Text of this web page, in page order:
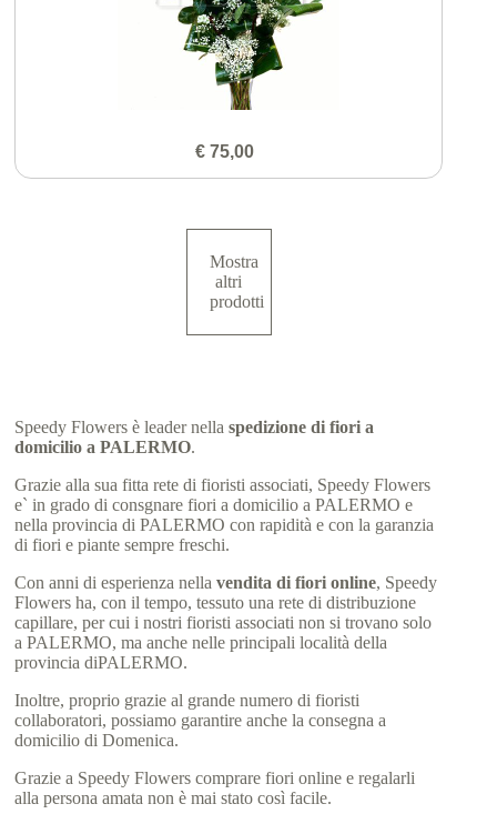
€ 75,00
Mostra
altri
prodotti
Speedy Flowers è leader nellaspedizione di fiori a
domicilio a PALERMO.
Grazie alla sua fitta rete di fioristi associati, Speedy Flowers
e` in grado di consgnare fiori a domicilio a PALERMO e
nella provincia di PALERMO con rapidità e con la garanzia
di fiori e piante sempre freschi.
Con anni di esperienza nellavendita di fiori online, Speedy
Flowers ha, con il tempo, tessuto una rete di distribuzione
capillare, per cui i nostri fioristi associati non si trovano solo
a PALERMO, ma anche nelle principali località della
provincia diPALERMO.
Inoltre, proprio grazie al grande numero di fioristi
collaboratori, possiamo garantire anche la consegna a
domicilio di Domenica.
Grazie a Speedy Flowers comprare fiori online e regalarli
alla persona amata non è mai stato così facile.